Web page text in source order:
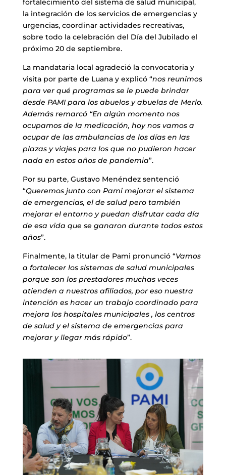
fortalecimiento del sistema de salud municipal,
la integración de los servicios de emergencias y
urgencias, coordinar actividades recreativas,
sobre todo la celebración del Día del Jubilado el
próximo 20 de septiembre.
La mandataria local agradeció la convocatoria y
visita por parte de Luana y explicó “nos reunimos
para ver qué programas se le puede brindar
desde PAMI para los abuelos y abuelas de Merlo.
Además remarcó “En algún momento nos
ocupamos de la medicación, hoy nos vamos a
ocupar de las ambulancias de los días en las
plazas y viajes para los que no pudieron hacer
nada en estos años de pandemia”.
Por su parte, Gustavo Menéndez sentenció
“Queremos junto con Pami mejorar el sistema
de emergencias, el de salud pero también
mejorar el entorno y puedan disfrutar cada día
de esa vida que se ganaron durante todos estos
años”.
Finalmente, la titular de Pami pronunció “Vamos
a fortalecer los sistemas de salud municipales
porque son los prestadores muchas veces
atienden a nuestros afiliados, por eso nuestra
intención es hacer un trabajo coordinado para
mejora los hospitales municipales , los centros
de salud y el sistema de emergencias para
mejorar y llegar más rápido”.